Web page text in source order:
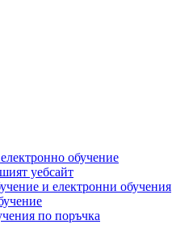
обучение
уебсайт
и електронни обучения
по поръчка